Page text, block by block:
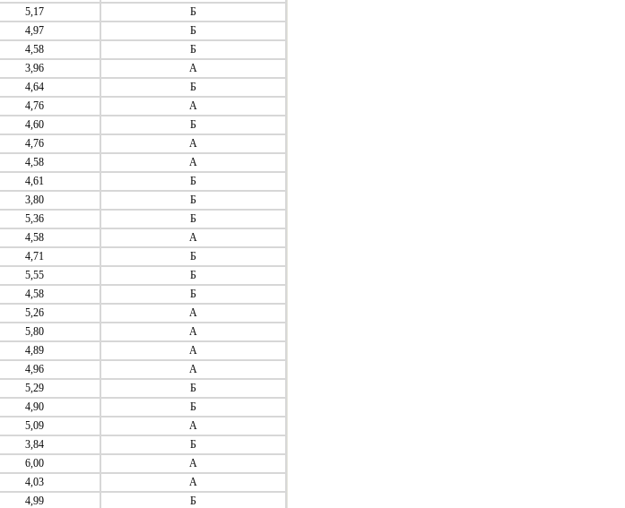
5,17
Б
4,97
Б
4,58
Б
3,96
А
4,64
Б
4,76
А
4,60
Б
4,76
А
4,58
А
4,61
Б
3,80
Б
5,36
Б
4,58
А
4,71
Б
5,55
Б
4,58
Б
5,26
А
5,80
А
4,89
А
4,96
А
5,29
Б
4,90
Б
5,09
А
3,84
Б
6,00
А
4,03
А
4,99 Б